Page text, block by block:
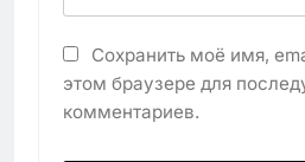
Сохранить моё имя,
этом браузере для
комментариев.